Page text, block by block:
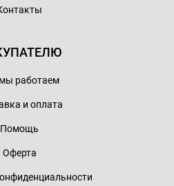
работаем
и оплата
Помощь
Оферта